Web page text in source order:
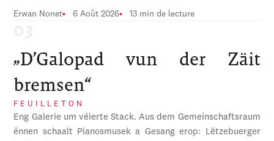
Erwan Nonet 6 Août 2026 13 min de lecture
„D’Galopad vun der Zäit
bremsen“
FEUILLETON
Eng Galerie um véierte Stack. Aus dem Gemeinschaftsraum
ënnen schaalt Pianosmusek a Gesang erop: Lëtzebuerger